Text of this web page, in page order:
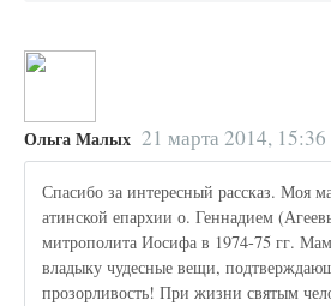
Ольга Малых 21 марта 2014, 15:36
Спасибо за интересный рассказ. Моя
атинской епархии о. Геннадием
митрополита Иосифа в 1974-75 гг.
владыку чудесные вещи,
прозорливость! При жизни святым